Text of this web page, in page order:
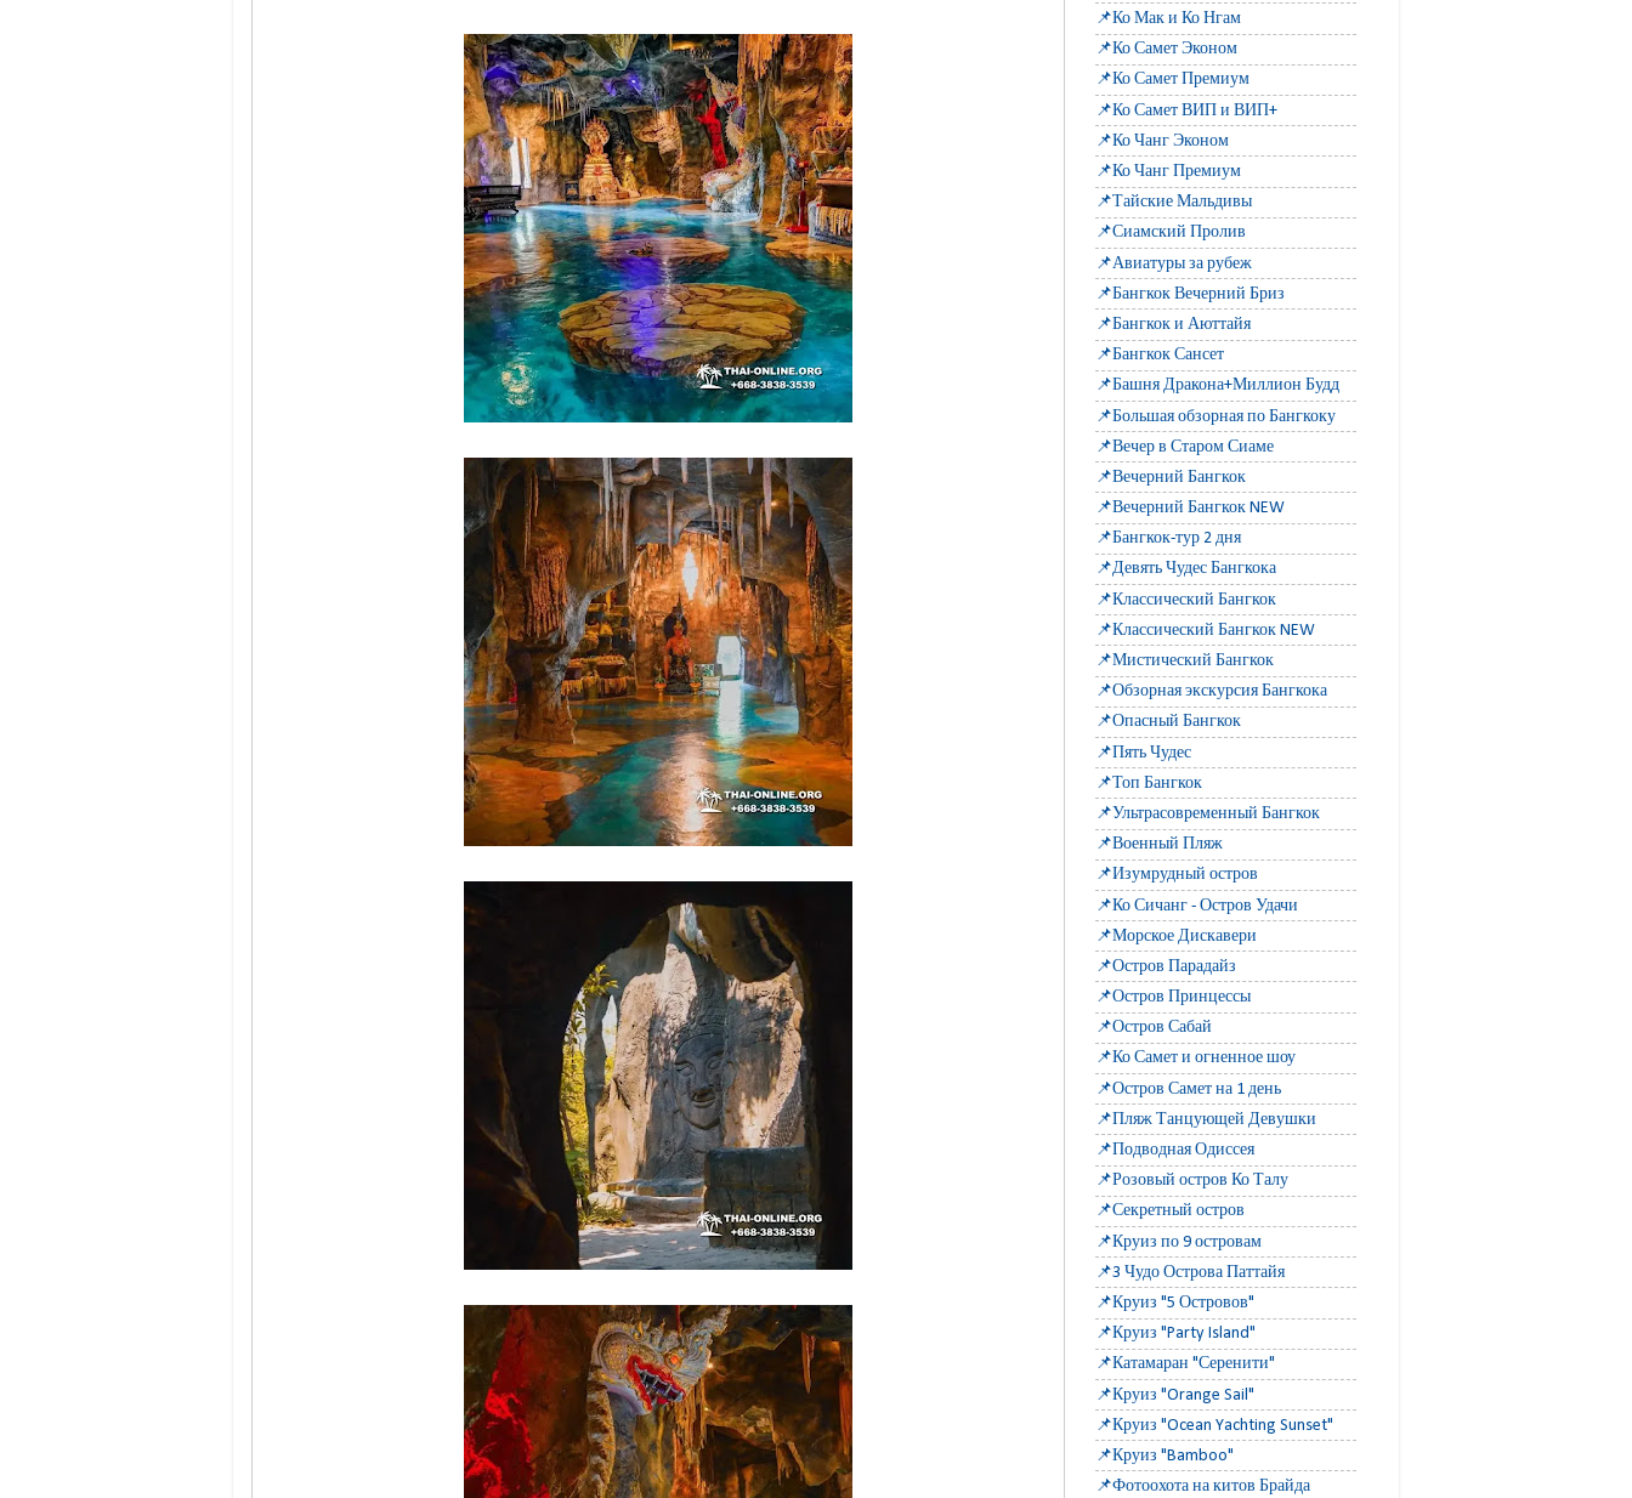
📌Ко Мак и Ко Нгам
📌Ко Самет Эконом
📌Ко Самет Премиум
📌Ко Самет ВИП и ВИП+
📌Ко Чанг Эконом
📌Ко Чанг Премиум
📌Тайские Мальдивы
📌Сиамский Пролив
📌Авиатуры за рубеж
📌Бангкок Вечерний Бриз
📌Бангкок и Аюттайя
📌Бангкок Сансет
📌Башня Дракона+Миллион Будд
📌Большая обзорная по Бангкоку
📌Вечер в Старом Сиаме
📌Вечерний Бангкок
📌Вечерний Бангкок NEW
📌Бангкок-тур 2 дня
📌Девять Чудес Бангкока
📌Классический Бангкок
📌Классический Бангкок NEW
📌Мистический Бангкок
📌Обзорная экскурсия Бангкока
📌Опасный Бангкок
📌Пять Чудес
📌Топ Бангкок
📌Ультрасовременный Бангкок
📌Военный Пляж
📌Изумрудный остров
📌Ко Сичанг - Остров Удачи
📌Морское Дискавери
📌Остров Парадайз
📌Остров Принцессы
📌Остров Сабай
📌Ко Самет и огненное шоу
📌Остров Самет на 1 день
📌Пляж Танцующей Девушки
📌Подводная Одиссея
📌Розовый остров Ко Талу
📌Секретный остров
📌Круиз по 9 островам
📌3 Чудо Острова Паттайя
📌Круиз "5 Островов"
📌Круиз "Party Island"
📌Катамаран "Серенити"
📌Круиз "Orange Sail"
📌Круиз "Ocean Yachting Sunset"
📌Круиз "Bamboo"
📌Фотоохота на китов Брайда